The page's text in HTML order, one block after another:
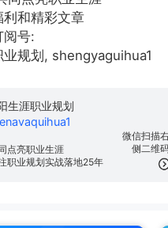
和精彩文章
阅号:
业规划, shengyaguihua1
微信扫描
侧二维
生涯职业规划
点亮职业生涯
职业规划实战落地25年